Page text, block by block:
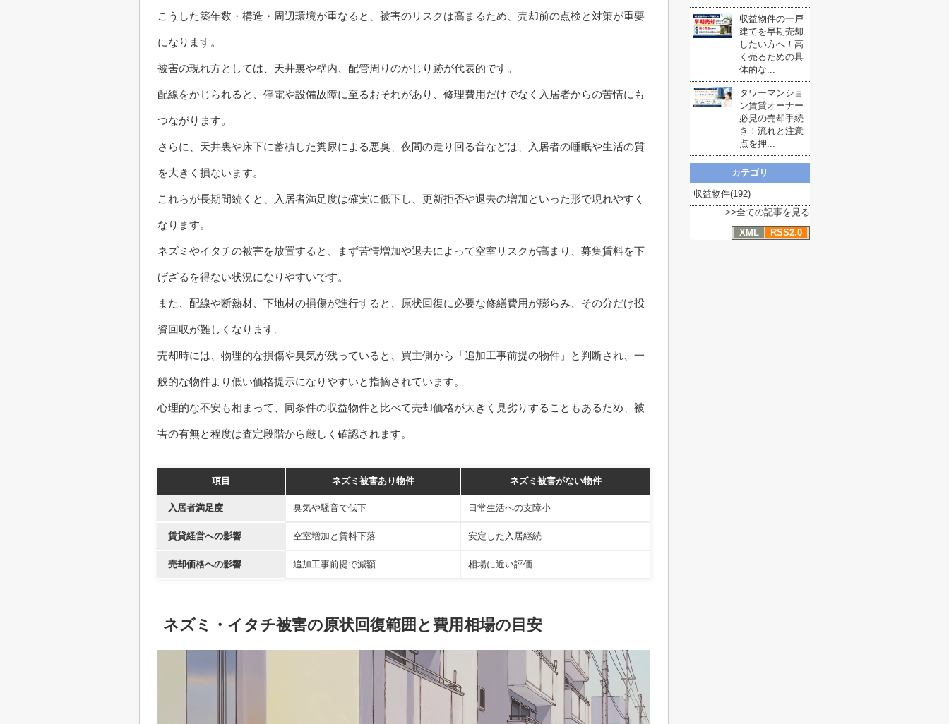
こうした築年数・構造・周辺環境が重なると、被害のリスクは高まるため、売却前の点検と対策が重要
になります。
被害の現れ方としては、天井裏や壁内、配管周りのかじり跡が代表的です。
配線をかじられると、停電や設備故障に至るおそれがあり、修理費用だけでなく入居者からの苦情にも
つながります。
さらに、天井裏や床下に蓄積した糞尿による悪臭、夜間の走り回る音などは、入居者の睡眠や生活の質
を大きく損ないます。
これらが長期間続くと、入居者満足度は確実に低下し、更新拒否や退去の増加といった形で現れやすく
なります。
ネズミやイタチの被害を放置すると、まず苦情増加や退去によって空室リスクが高まり、募集賃料を下
げざるを得ない状況になりやすいです。
また、配線や断熱材、下地材の損傷が進行すると、原状回復に必要な修繕費用が膨らみ、その分だけ投
資回収が難しくなります。
売却時には、物理的な損傷や臭気が残っていると、買主側から「追加工事前提の物件」と判断され、一
般的な物件より低い価格提示になりやすいと指摘されています。
心理的な不安も相まって、同条件の収益物件と比べて売却価格が大きく見劣りすることもあるため、被
害の有無と程度は査定段階から厳しく確認されます。
項目 ネズミ被害あり物件 ネズミ被害がない物件
入居者満足度 臭気や騒音で低下 日常生活への支障小
賃貸経営への影響 空室増加と賃料下落 安定した入居継続
売却価格への影響 追加工事前提で減額 相場に近い評価
ネズミ・イタチ被害の原状回復範囲と費用相場の目安
収益物件の一戸
建てを早期売却
したい方へ！高
く売るための具
体的な...
タワーマンショ
ン賃貸オーナー
必見の売却手続
き！流れと注意
点を押...
カテゴリ
収益物件(192)
>>全ての記事を見る
XML
RSS2.0